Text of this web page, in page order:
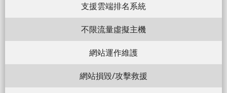
支援雲端排名系統
不限流量虛擬主機
網站運作維護
網站損毀/攻擊救援